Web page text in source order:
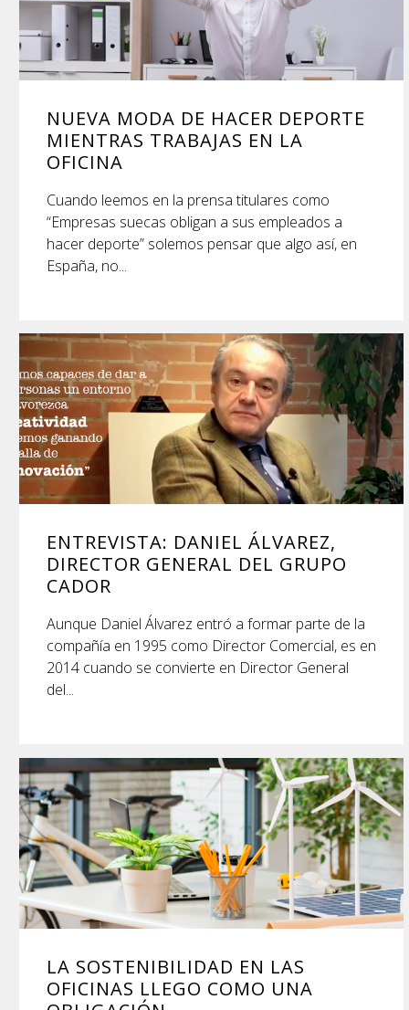
NUEVA MODA DE HACER DEPORTE
MIENTRAS TRABAJAS EN LA
OFICINA
Cuando leemos en la prensa titulares como
“Empresas suecas obligan a sus empleados a
hacer deporte” solemos pensar que algo así, en
España, no...
ENTREVISTA: DANIEL ÁLVAREZ,
DIRECTOR GENERAL DEL GRUPO
CADOR
Aunque Daniel Álvarez entró a formar parte de la
compañía en 1995 como Director Comercial, es en
2014 cuando se convierte en Director General
del...
LA SOSTENIBILIDAD EN LAS
OFICINAS LLEGO COMO UNA